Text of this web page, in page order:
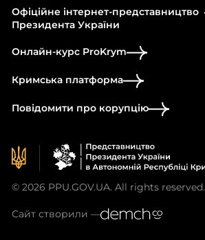
Офіційне інтернет-представництво
Президента України
Онлайн-курс ProKrym
Кримська платформа
Повідомити про корупцію
© 2026 PPU.GOV.UA. All rights reserved.
Сайт створили —